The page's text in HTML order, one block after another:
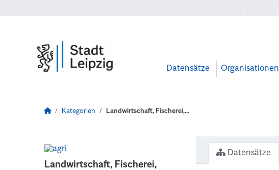
Datensätze Organisationen
Kategorien Landwirtschaft, Fischerei,...
Landwirtschaft, Fischerei,
Datensätze